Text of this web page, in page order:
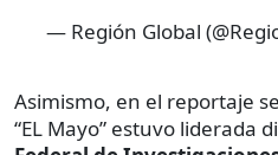
— Región Global
Asimismo, en el reportaje
“EL Mayo” estuvo liderada